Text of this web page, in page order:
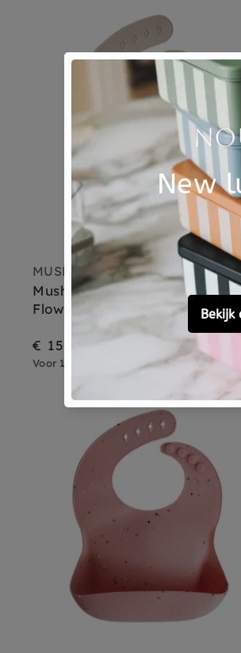
MUSHIE
Mushie silicone slab Lilac
Flowers
€ 15,95
Voor 15.00 besteld, morgen in huis